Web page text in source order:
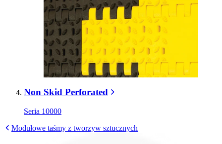
Non Skid Perforated
Seria 10000
Modułowe taśmy z tworzyw sztucznych